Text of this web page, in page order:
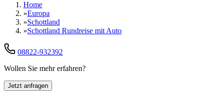
Home
»Europa
»Schottland
»Schottland Rundreise mit Auto
08822-932392
Wollen Sie mehr erfahren?
Jetzt anfragen